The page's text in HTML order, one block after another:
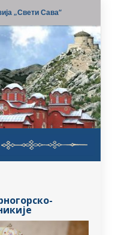
„Свети Сава“